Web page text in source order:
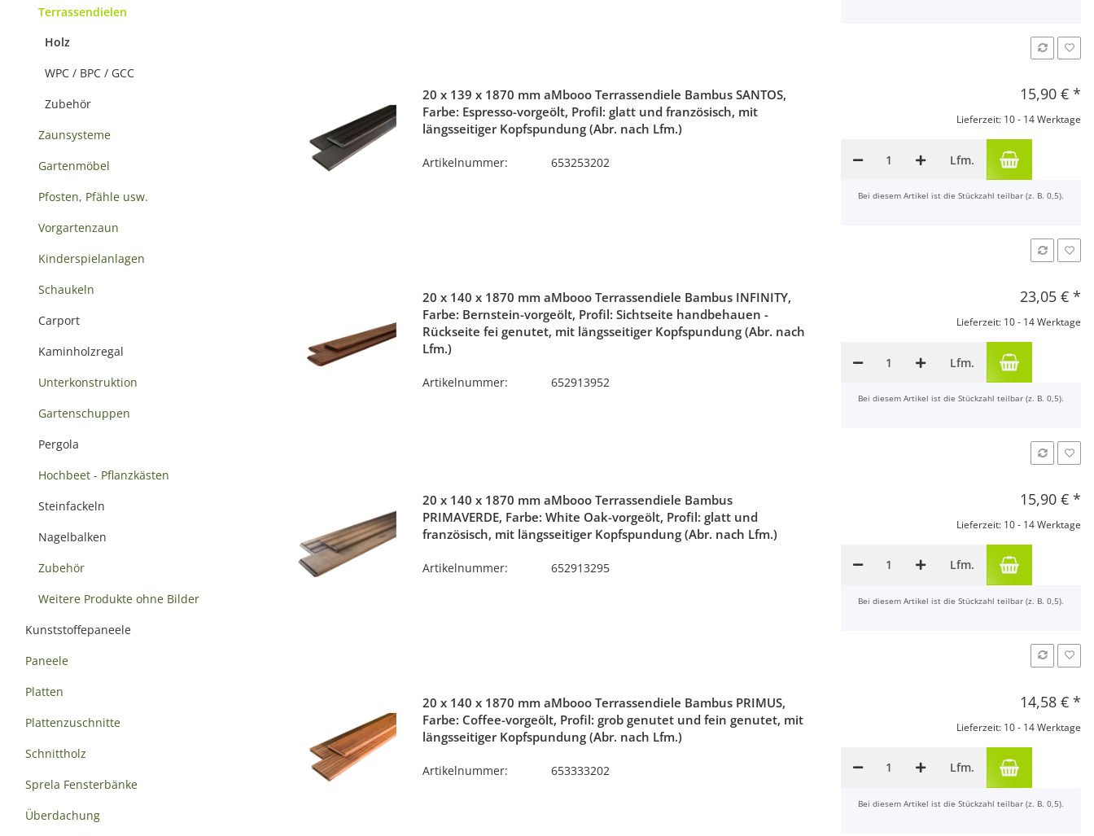
20 x 139 x 1870 mm aMbooo Terrassendiele Bambus SANTOS,
Farbe: Espresso-vorgeölt, Profil: glatt und französisch, mit
längsseitiger Kopfspundung (Abr. nach Lfm.)
Artikelnummer: 653253202
15,90 € *
Lieferzeit: 10 - 14 Werktage
Lfm.
xBei diesem Artikel ist die Stückzahl teilbar (z. B. 0,5).
20 x 140 x 1870 mm aMbooo Terrassendiele Bambus INFINITY,
Farbe: Bernstein-vorgeölt, Profil: Sichtseite handbehauen -
Rückseite fei genutet, mit längsseitiger Kopfspundung (Abr. nach
Lfm.)
Artikelnummer: 652913952
23,05 € *
Lieferzeit: 10 - 14 Werktage
Lfm.
xBei diesem Artikel ist die Stückzahl teilbar (z. B. 0,5).
20 x 140 x 1870 mm aMbooo Terrassendiele Bambus
PRIMAVERDE, Farbe: White Oak-vorgeölt, Profil: glatt und
französisch, mit längsseitiger Kopfspundung (Abr. nach Lfm.)
Artikelnummer: 652913295
15,90 € *
Lieferzeit: 10 - 14 Werktage
Lfm.
xBei diesem Artikel ist die Stückzahl teilbar (z. B. 0,5).
20 x 140 x 1870 mm aMbooo Terrassendiele Bambus PRIMUS,
Farbe: Coffee-vorgeölt, Profil: grob genutet und fein genutet, mit
längsseitiger Kopfspundung (Abr. nach Lfm.)
Artikelnummer: 653333202
14,58 € *
Lieferzeit: 10 - 14 Werktage
Lfm.
xBei diesem Artikel ist die Stückzahl teilbar (z. B. 0,5).
Terrassendielen
Holz
WPC / BPC / GCC
Zubehör
Zaunsysteme
Gartenmöbel
Pfosten, Pfähle usw.
Vorgartenzaun
Kinderspielanlagen
Schaukeln
Carport
Kaminholzregal
Unterkonstruktion
Gartenschuppen
Pergola
Hochbeet - Pflanzkästen
Steinfackeln
Nagelbalken
Zubehör
Weitere Produkte ohne Bilder
Kunststoffepaneele
Paneele
Platten
Plattenzuschnitte
Schnittholz
Sprela Fensterbänke
Überdachung